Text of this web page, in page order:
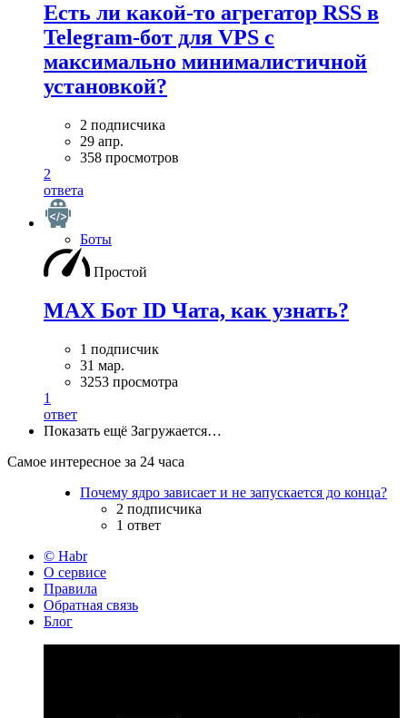
Есть ли какой-то агрегатор RSS в
Telegram-бот для VPS с
максимально минималистичной
установкой?
2 подписчика
29 апр.
358 просмотров
2
ответа
Боты
Простой
MAX Бот ID Чата, как узнать?
1 подписчик
31 мар.
3253 просмотра
1
ответ
Показать ещё Загружается…
Самое интересное за 24 часа
Почему ядро зависает и не запускается до конца?
2 подписчика
1 ответ
© Habr
О сервисе
Правила
Обратная связь
Блог